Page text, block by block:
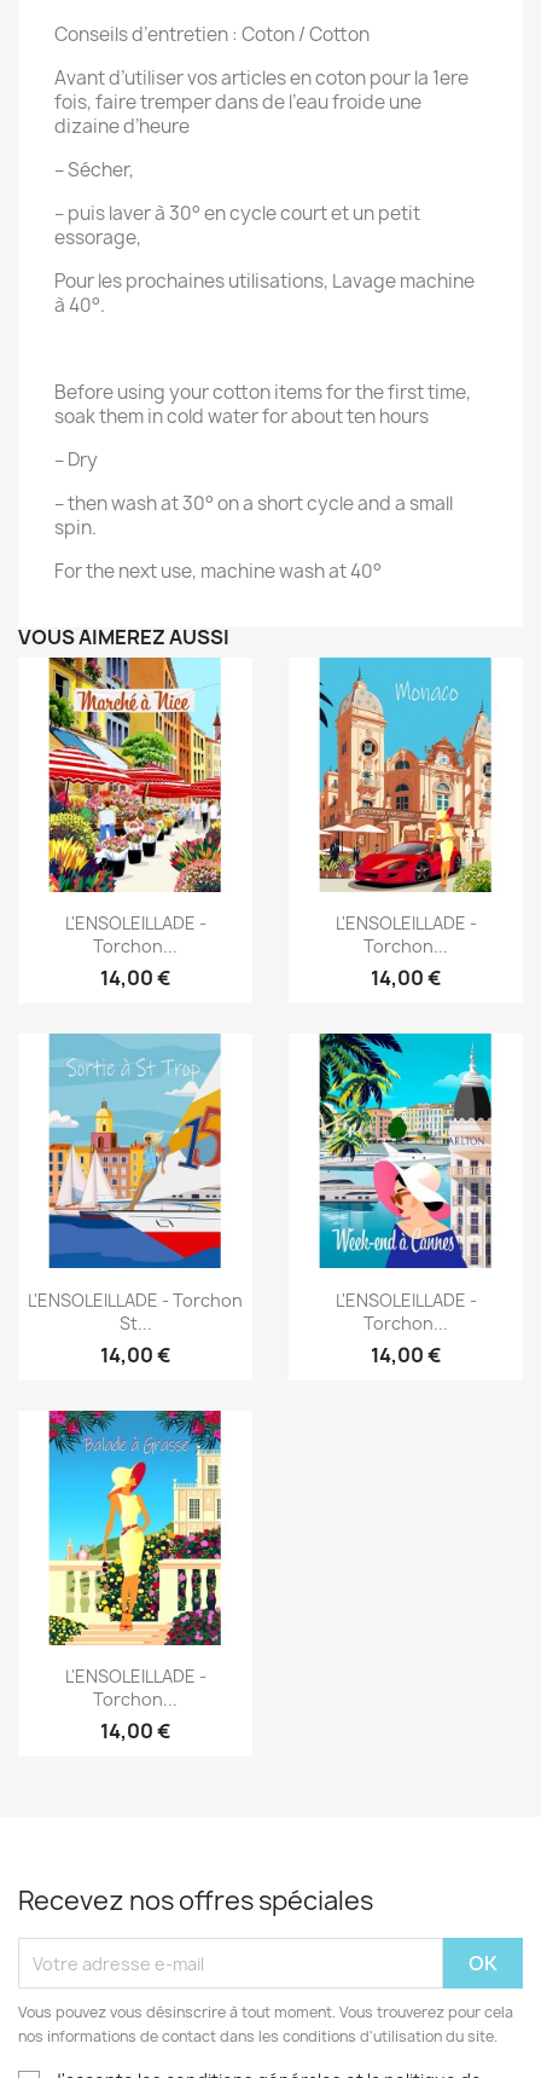
Conseils d’entretien : Coton / Cotton
Avant d’utiliser vos articles en coton pour la 1ere
fois, faire tremper dans de l’eau froide une
dizaine d’heure
– Sécher,
– puis laver à 30° en cycle court et un petit
essorage,
Pour les prochaines utilisations, Lavage machine
à 40°.
Before using your cotton items for the first time,
soak them in cold water for about ten hours
– Dry
– then wash at 30° on a short cycle and a small
spin.
For the next use, machine wash at 40°
VOUS AIMEREZ AUSSI
Aperçu rapide
L'ENSOLEILLADE -
Torchon...
14,00 €
Aperçu rapide
L'ENSOLEILLADE -
Torchon...
14,00 €
Aperçu rapide
L'ENSOLEILLADE - Torchon
St...
14,00 €
Aperçu rapide
L'ENSOLEILLADE -
Torchon...
14,00 €
Aperçu rapide
L'ENSOLEILLADE -
Torchon...
14,00 €
Recevez nos offres spéciales
Vous pouvez vous désinscrire à tout moment. Vous trouverez pour cela
nos informations de contact dans les conditions d'utilisation du site.